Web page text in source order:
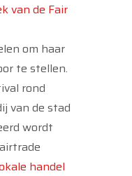
van de Fair
om haar
te stellen.
rond
van de stad
wordt
handel